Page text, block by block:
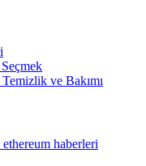
ve Bakımı